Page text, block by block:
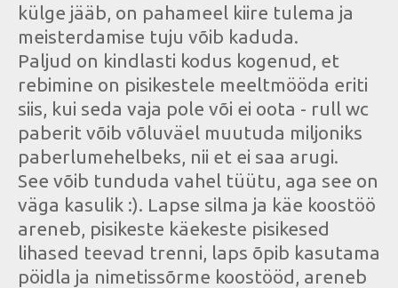
külge jääb, on pahameel kiire tulema ja
meisterdamise tuju võib kaduda.
Paljud on kindlasti kodus kogenud, et
rebimine on pisikestele meeltmööda eriti
siis, kui seda vaja pole või ei oota - rull wc
paberit võib võluväel muutuda miljoniks
paberlumehelbeks, nii et ei saa arugi.
See võib tunduda vahel tüütu, aga see on
väga kasulik :). Lapse silma ja käe koostöö
areneb, pisikeste käekeste pisikesed
lihased teevad trenni, laps õpib kasutama
pöidla ja nimetissõrme koostööd, areneb